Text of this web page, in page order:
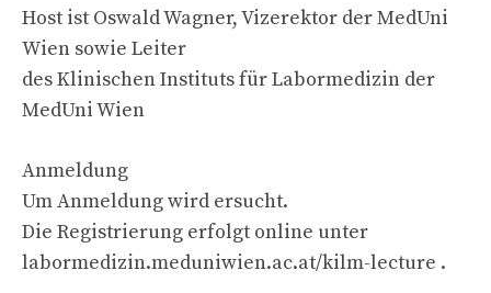
Host ist Oswald Wagner, Vizerektor der MedUni
Wien sowie Leiter
des Klinischen Instituts für Labormedizin der
MedUni Wien
Anmeldung
Um Anmeldung wird ersucht.
Die Registrierung erfolgt online unter
labormedizin.meduniwien.ac.at/kilm-lecture .